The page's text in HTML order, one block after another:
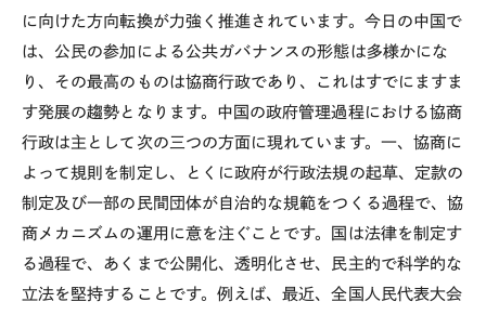
に向けた方向転換が力強く推進されています。今日の中国で
は、公民の参加による公共ガバナンスの形態は多様かにな
り、その最高のものは協商行政であり、これはすでにますま
す発展の趨勢となります。中国の政府管理過程における協商
行政は主として次の三つの方面に現れています。一、協商に
よって規則を制定し、とくに政府が行政法規の起草、定款の
制定及び一部の民間団体が自治的な規範をつくる過程で、協
商メカニズムの運用に意を注ぐことです。国は法律を制定す
る過程で、あくまで公開化、透明化させ、民主的で科学的な
立法を堅持することです。例えば、最近、全国人民代表大会